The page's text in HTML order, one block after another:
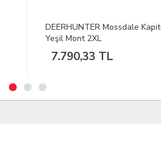
DFT Siyah Fırdöndü No:11 1/
169,12 TL